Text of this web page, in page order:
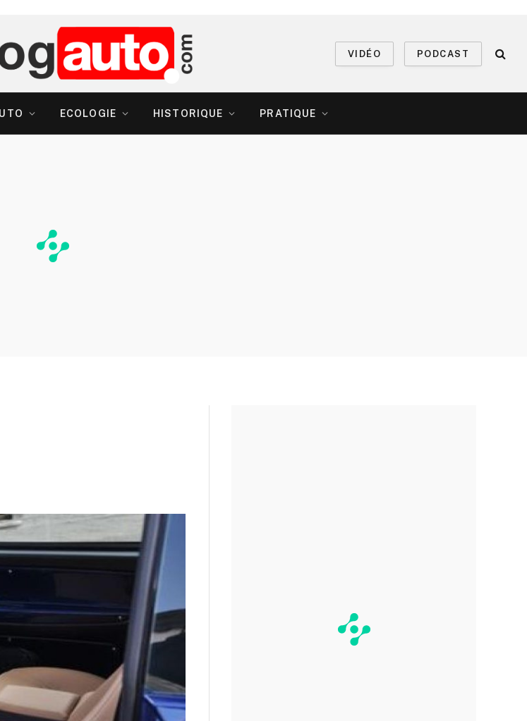
VIDÉO PODCAST
ECOLOGIE HISTORIQUE PRATIQUE